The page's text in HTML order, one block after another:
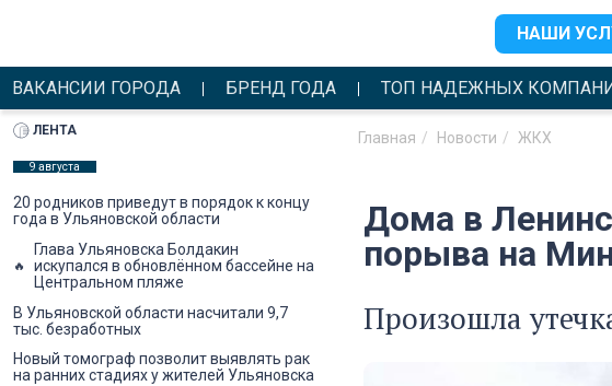
НАШИ
ВАКАНСИИ ГОРОДА БРЕНД ГОДА ТОП НАДЕЖНЫХ
Главная Новости ЖКХ
Дома в
порыва на
Произошла
ЛЕНТА
9 августа
20 родников приведут в порядок к концу
года в Ульяновской области
Глава Ульяновска Болдакин
искупался в обновлённом бассейне на
Центральном пляже
В Ульяновской области насчитали 9,7
тыс. безработных
Новый томограф позволит выявлять рак
на ранних стадиях у жителей Ульяновска